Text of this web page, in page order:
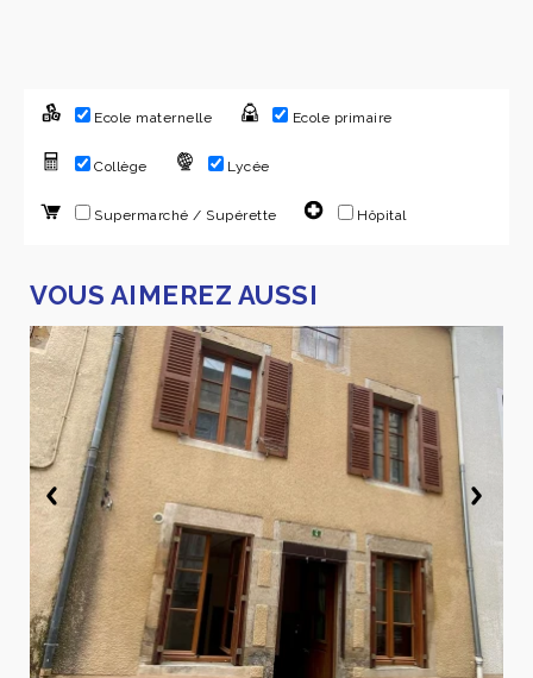
Ecole maternelle Ecole primaire
Collège Lycée
Supermarché / Supérette Hôpital
VOUS AIMEREZ AUSSI